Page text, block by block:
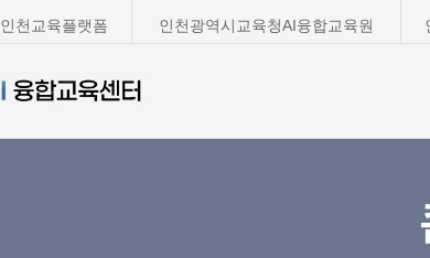
인천교육플랫폼 인천광역시교육청AI융합교육원